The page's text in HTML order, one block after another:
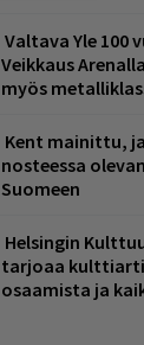
Valtava Yle
Veikkaus
myös
Kent mainittu,
nosteessa
Suomeen
Helsingin
tarjoaa
osaamista ja